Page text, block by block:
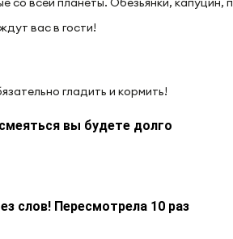
вас в гости!
гладить и кормить!
вы будете долго
слов! Пересмотрела 10 раз